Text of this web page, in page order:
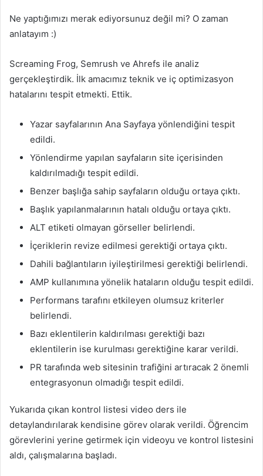
Ne yaptığımızı merak ediyorsunuz değil mi? O zaman
anlatayım :)
Screaming Frog, Semrush ve Ahrefs ile analiz
gerçekleştirdik. İlk amacımız teknik ve iç optimizasyon
hatalarını tespit etmekti. Ettik.
Yazar sayfalarının Ana Sayfaya yönlendiğini tespit
edildi.
Yönlendirme yapılan sayfaların site içerisinden
kaldırılmadığı tespit edildi.
Benzer başlığa sahip sayfaların olduğu ortaya çıktı.
Başlık yapılanmalarının hatalı olduğu ortaya çıktı.
ALT etiketi olmayan görseller belirlendi.
İçeriklerin revize edilmesi gerektiği ortaya çıktı.
Dahili bağlantıların iyileştirilmesi gerektiği belirlendi.
AMP kullanımına yönelik hataların olduğu tespit edildi.
Performans tarafını etkileyen olumsuz kriterler
belirlendi.
Bazı eklentilerin kaldırılması gerektiği bazı
eklentilerin ise kurulması gerektiğine karar verildi.
PR tarafında web sitesinin trafiğini artıracak 2 önemli
entegrasyonun olmadığı tespit edildi.
Yukarıda çıkan kontrol listesi video ders ile
detaylandırılarak kendisine görev olarak verildi. Öğrencim
görevlerini yerine getirmek için videoyu ve kontrol listesini
aldı, çalışmalarına başladı.